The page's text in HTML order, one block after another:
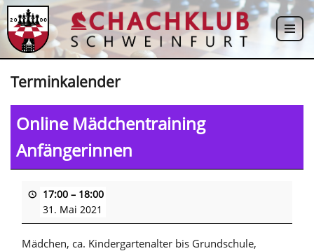
Zum
Inhalt
Terminkalender
Online Mädchentraining
Anfängerinnen
17:00 – 18:00
31. Mai 2021
Mädchen, ca. Kindergartenalter bis Grundschule,